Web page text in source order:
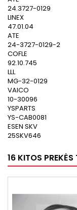
24.3727-0129
LINEX
47.01.04
ATE
24-3727-0129-2
COFLE
92.10.745
LLL
MG-32-0129
VAICO
10-30096
YSPARTS
YS-CAB0081
ESEN SKV
25SKV646
16 KITOS